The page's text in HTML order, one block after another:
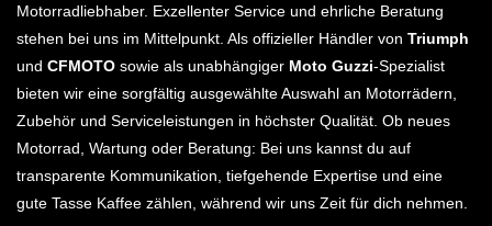
Motorradliebhaber. Exzellenter Service und ehrliche Beratung
stehen bei uns im Mittelpunkt. Als offizieller Händler von Triumph
und CFMOTO sowie als unabhängiger Moto Guzzi-Spezialist
bieten wir eine sorgfältig ausgewählte Auswahl an Motorrädern,
Zubehör und Serviceleistungen in höchster Qualität. Ob neues
Motorrad, Wartung oder Beratung: Bei uns kannst du auf
transparente Kommunikation, tiefgehende Expertise und eine
gute Tasse Kaffee zählen, während wir uns Zeit für dich nehmen.